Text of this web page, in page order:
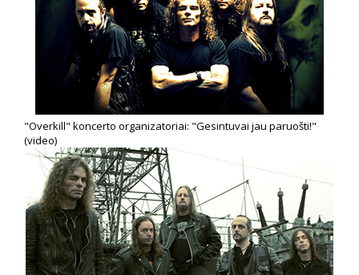
"Overkill" koncerto organizatoriai: "Gesintuvai jau paruošti!"
(video)